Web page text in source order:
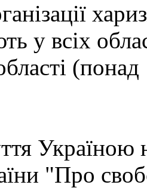
у всіх
(понад
Україною
"Про